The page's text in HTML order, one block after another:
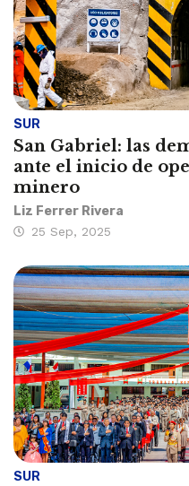
SUR
San Gabriel: las
ante el inicio de
minero
Liz Ferrer Rivera
25 Sep, 2025
SUR